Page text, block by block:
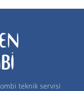
teknik servisi